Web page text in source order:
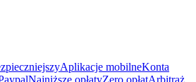
Aplikacje mobilneKonta
Najniższe opłatyZero opłatArbitraż